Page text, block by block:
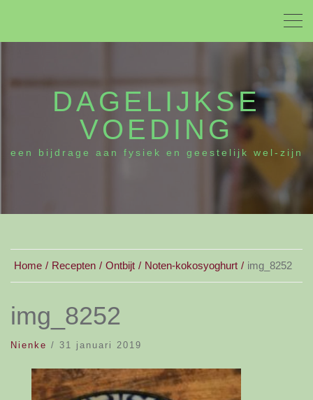
DAGELIJKSE
VOEDING
een bijdrage aan fysiek en geestelijk wel-zijn
Home Recepten Ontbijt Noten-kokosyoghurt img_8252
img_8252
Nienke / 31 januari 2019